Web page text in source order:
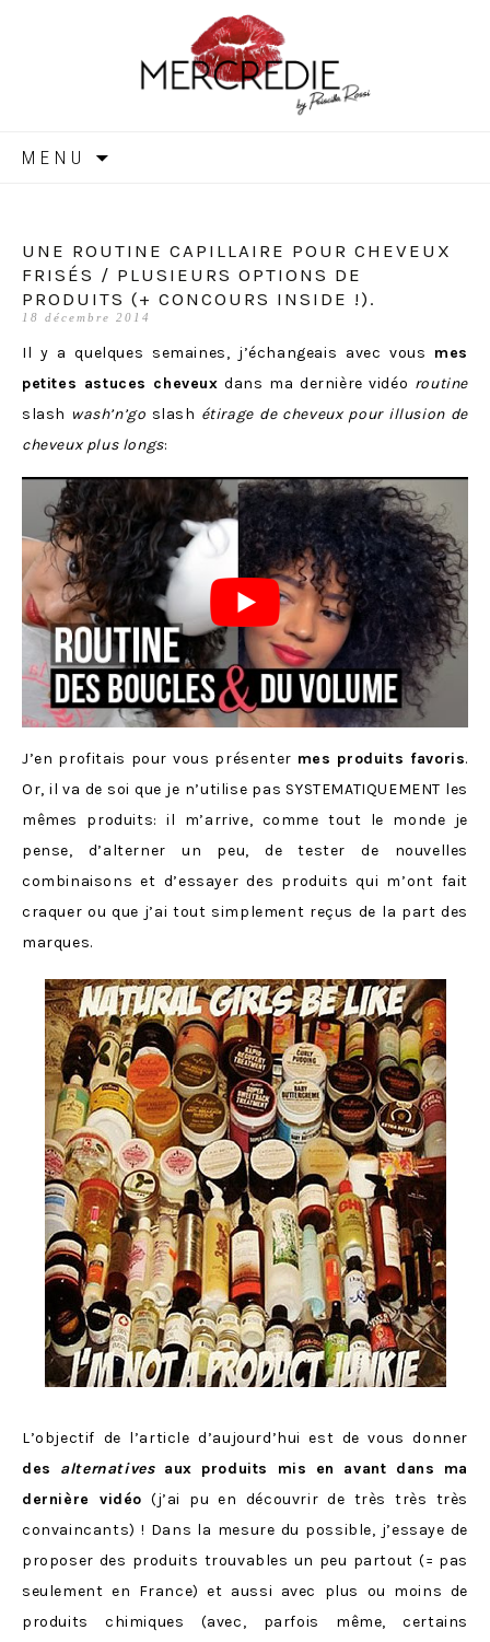
MERCREDIE
MENU
UNE ROUTINE CAPILLAIRE POUR CHEVEUX
FRISÉS / PLUSIEURS OPTIONS DE
PRODUITS (+ CONCOURS INSIDE !).
18 décembre 2014
Il y a quelques semaines, j’échangeais avec vous mes
petites astuces cheveux dans ma dernière vidéo routine
slash wash’n’go slash étirage de cheveux pour illusion de
cheveux plus longs:
J’en profitais pour vous présenter mes produits favoris.
Or, il va de soi que je n’utilise pas SYSTEMATIQUEMENT les
mêmes produits: il m’arrive, comme tout le monde je
pense, d’alterner un peu, de tester de nouvelles
combinaisons et d’essayer des produits qui m’ont fait
craquer ou que j’ai tout simplement reçus de la part des
marques.
L’objectif de l’article d’aujourd’hui est de vous donner
des alternativesaux produits mis en avant dans ma
dernière vidéo (j’ai pu en découvrir de très très très
convaincants) ! Dans la mesure du possible, j’essaye de
proposer des produits trouvables un peu partout (= pas
seulement en France) et aussi avec plus ou moins de
produits chimiques (avec, parfois même, certains